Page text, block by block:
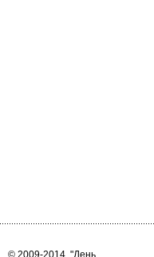
© 2009-2014 "День